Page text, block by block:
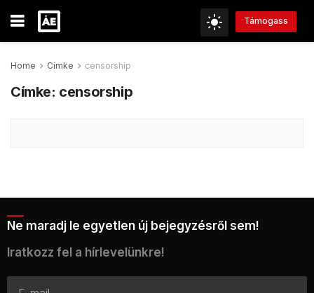
Támogass
Home Címke censorship
Címke: censorship
Ne maradj le egyetlen új bejegyzésről sem!
Iratkozz fel a hírlevelünkre!